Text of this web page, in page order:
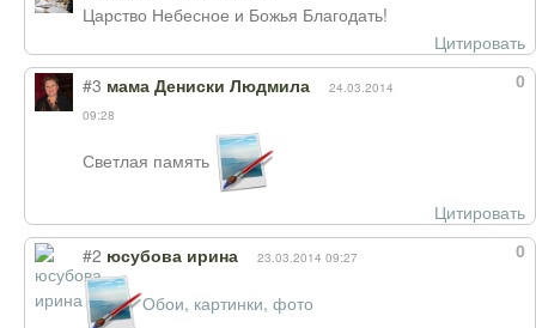
Царство Небесное и Божья Благодать!
Цитировать
0
#3 мама Дениски Людмила
24.03.2014
09:28
Светлая память
Цитировать
0
#2 юсубова ирина 23.03.2014 09:27
Обои, картинки, фото